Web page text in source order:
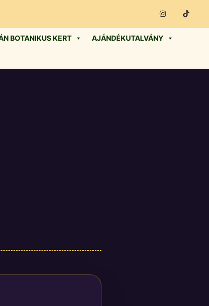
BOTANIKUS KERT AJÁNDÉKUTALVÁNY